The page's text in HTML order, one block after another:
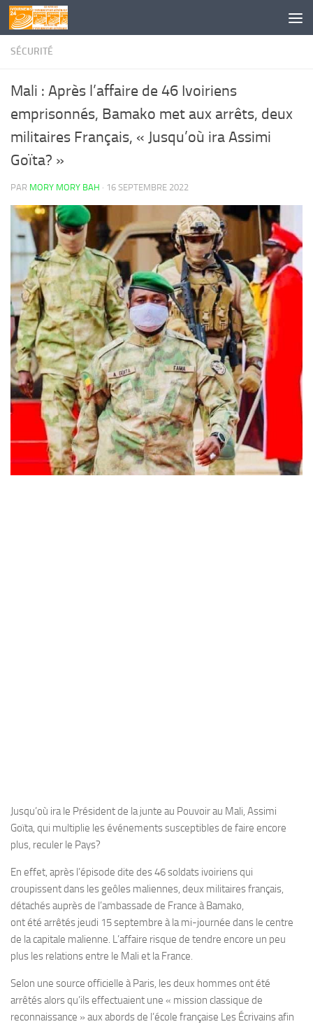
Skip to content
SÉCURITÉ
Mali : Après l’affaire de 46 Ivoiriens
emprisonnés, Bamako met aux arrêts, deux
militaires Français, « Jusqu’où ira Assimi
Goïta? »
PAR MORY MORY BAH · 16 SEPTEMBRE 2022
Jusqu’où ira le Président de la junte au Pouvoir au Mali, Assimi
Goïta, qui multiplie les événements susceptibles de faire encore
plus, reculer le Pays?
En effet, après l’épisode dite des 46 soldats ivoiriens qui
croupissent dans les geôles maliennes, deux militaires français,
détachés auprès de l’ambassade de France à Bamako,
ont été arrêtés jeudi 15 septembre à la mi-journée dans le centre
de la capitale malienne. L’affaire risque de tendre encore un peu
plus les relations entre le Mali et la France.
Selon une source officielle à Paris, les deux hommes ont été
arrêtés alors qu’ils effectuaient une « mission classique de
reconnaissance » aux abords de l’école française Les Écrivains afin